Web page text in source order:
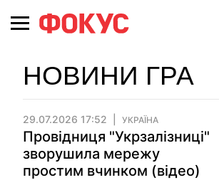
НОВИНИ ГРА
29.07.2026 17:52 УКРАЇНА
Провідниця "Укрзалізниці"
зворушила мережу
простим вчинком (відео)